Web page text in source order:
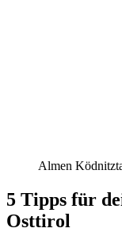
Almen
5 Tipps für
Osttirol